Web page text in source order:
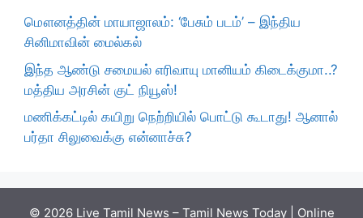
மௌனத்தின் மாயாஜாலம்: ‘பேசும் படம்’ – இந்திய
சினிமாவின் மைல்கல்
இந்த ஆண்டு சமையல் எரிவாயு மானியம் கிடைக்குமா..?
மத்திய அரசின் குட் நியூஸ்!
மணிக்கட்டில் கயிறு நெற்றியில் பொட்டு கூடாது! ஆனால்
பர்தா சிலுவைக்கு என்னாச்சு?
© 2026 Live Tamil News – Tamil News Today | Online